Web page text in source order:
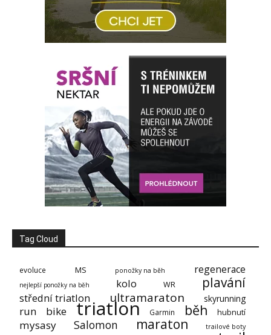
Tag Cloud
evoluce MS ponožky na běh regenerace
nejlepší ponožky na běh kolo WR plavání
střední triatlon ultramaraton skyrunning
run bike triatlon Garmin běh hubnutí
mysasy Salomon maraton trailové boty